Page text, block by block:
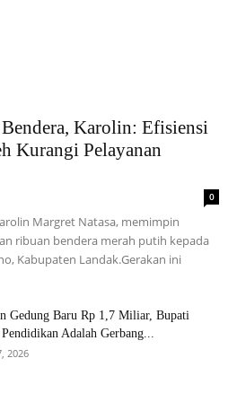
Karolin: Efisiensi
Kurangi Pelayanan
0
Margret Natasa, memimpin
ribuan bendera merah putih kepada
Kabupaten Landak.Gerakan ini
Gedung Baru Rp 1,7 Miliar, Bupati
Adalah Gerbang...
2026